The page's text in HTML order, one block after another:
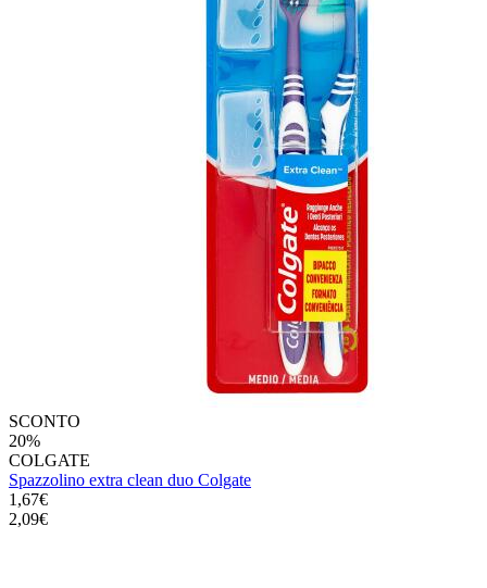
SCONTO
20%
COLGATE
Spazzolino extra clean duo Colgate
1,67€
2,09€